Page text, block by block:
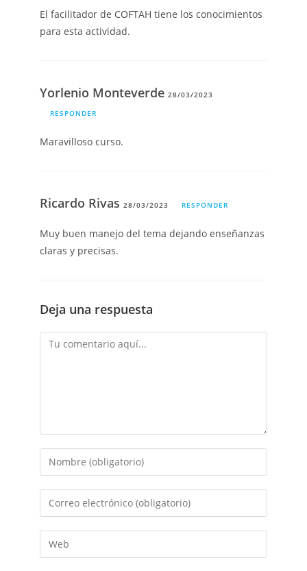
El facilitador de COFTAH tiene los conocimientos
para esta actividad.
Yorlenio Monteverde28/03/2023
RESPONDER
Maravilloso curso.
Ricardo Rivas28/03/2023 RESPONDER
Muy buen manejo del tema dejando enseñanzas
claras y precisas.
Deja una respuesta